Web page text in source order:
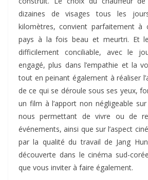
dizaines de visages tous les
kilomètres, convient parfaitement à
pays à la fois beau et meurtri. Et
difficilement conciliable, avec le
engagé, plus dans l’empathie et la
tout en peinant également à réaliser
de ce qui se déroule sous ses yeux,
un film à l’apport non négligeable sur
nous permettant de vivre ou de
événements, ainsi que sur l’aspect
par la qualité du travail de Jang
découverte dans le cinéma sud-
que vous inviter à faire également.